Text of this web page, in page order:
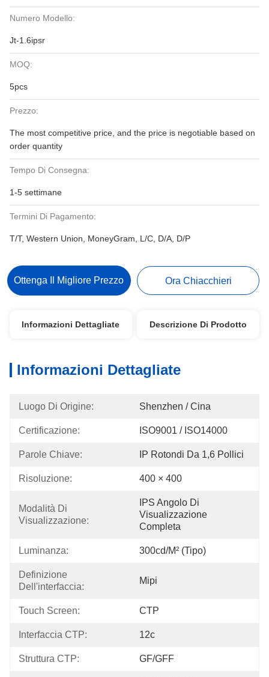
Numero Modello:
Jt-1.6ipsr
MOQ:
5pcs
Prezzo:
The most competitive price, and the price is negotiable based on
order quantity
Tempo Di Consegna:
1-5 settimane
Termini Di Pagamento:
T/T, Western Union, MoneyGram, L/C, D/A, D/P
Ottenga Il Migliore Prezzo Ora Chiacchieri
Informazioni Dettagliate Descrizione Di Prodotto
Informazioni Dettagliate
Luogo Di Origine: Shenzhen / Cina
Certificazione: ISO9001 / ISO14000
Parole Chiave: IP Rotondi Da 1,6 Pollici
Risoluzione: 400 × 400
Modalità Di
Visualizzazione:
IPS Angolo Di
Visualizzazione
Completa
Luminanza: 300cd/m² (tipo)
Definizione
Dell'interfaccia:
Mipi
Touch Screen: CTP
Interfaccia CTP: 12c
Struttura CTP: GF/GFF